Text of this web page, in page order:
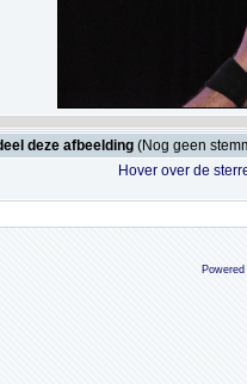
deze afbeelding (Nog geen
Hover over de